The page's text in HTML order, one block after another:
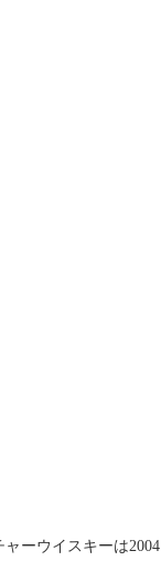
ャーウイスキーは2004